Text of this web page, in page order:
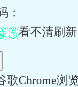
：
看不清刷新
Chrome浏